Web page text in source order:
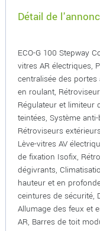
Détail de
ECO-G 100 Stepway
vitres AR électriques,
centralisée des
en roulant,
Régulateur et limiteur
teintées, Système
Rétroviseurs
Lève-vitres AV
de fixation Isofix,
dégivrants,
hauteur et en
ceintures de sécurité,
Allumage des feux et
AR, Barres de toit